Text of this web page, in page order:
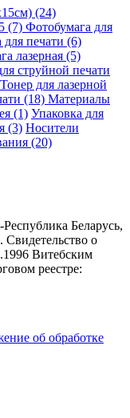
(24)
(7) Фотобумага для
печати (6)
лазерная (5)
струйной печати
Тонер для лазерной
(18) Материалы
(1) Упаковка для
(3) Носители
(20)
Беларусь,
Свидетельство о
Витебским
реестре:
об обработке